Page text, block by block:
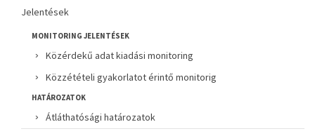
Jelentések
MONITORING JELENTÉSEK
Közérdekű adat kiadási monitoring
Közzétételi gyakorlatot érintő monitorig
HATÁROZATOK
Átláthatósági határozatok